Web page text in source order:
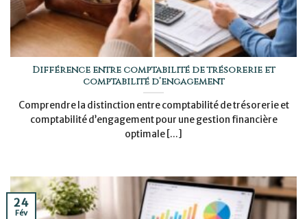
Différence entre comptabilité de trésorerie et
comptabilité d’engagement
Comprendre la distinction entre comptabilité de trésorerie et
comptabilité d’engagement pour une gestion financière
optimale [...]
24
Fév